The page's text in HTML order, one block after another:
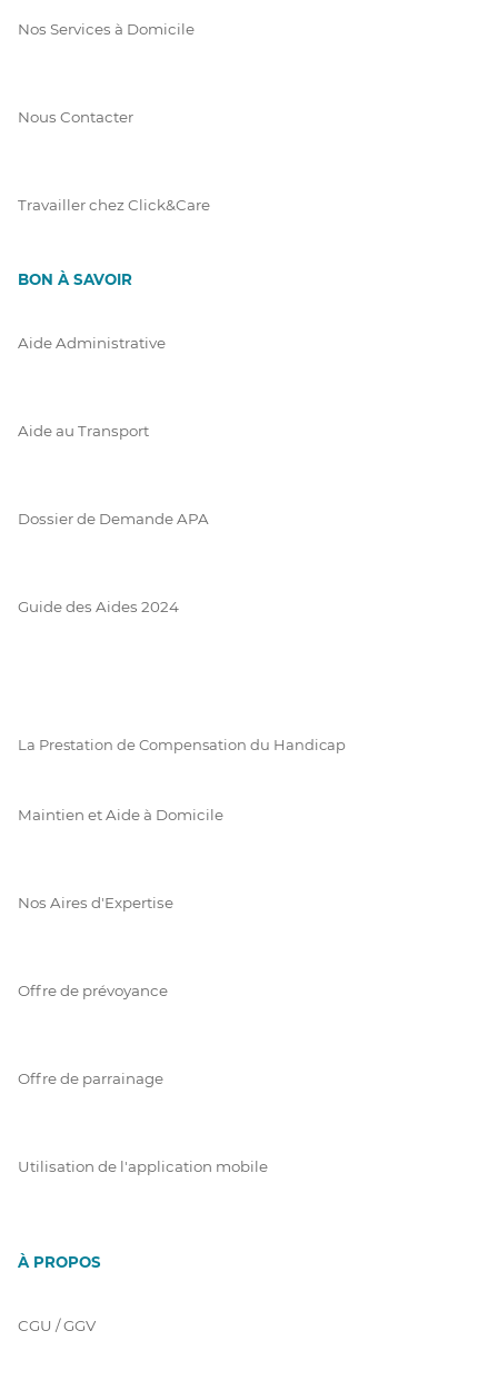
Nos Services à Domicile
Nous Contacter
Travailler chez Click&Care
BON À SAVOIR
Aide Administrative
Aide au Transport
Dossier de Demande APA
Guide des Aides 2024
La Prestation de Compensation du Handicap
Maintien et Aide à Domicile
Nos Aires d'Expertise
Offre de prévoyance
Offre de parrainage
Utilisation de l'application mobile
À PROPOS
CGU / GGV